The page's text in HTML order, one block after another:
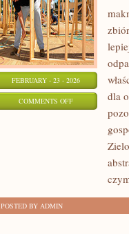
FEBRUARY - 23 - 2026
COMMENTS OFFON
MAKMETALIK
dla
POSTED BY ADMIN